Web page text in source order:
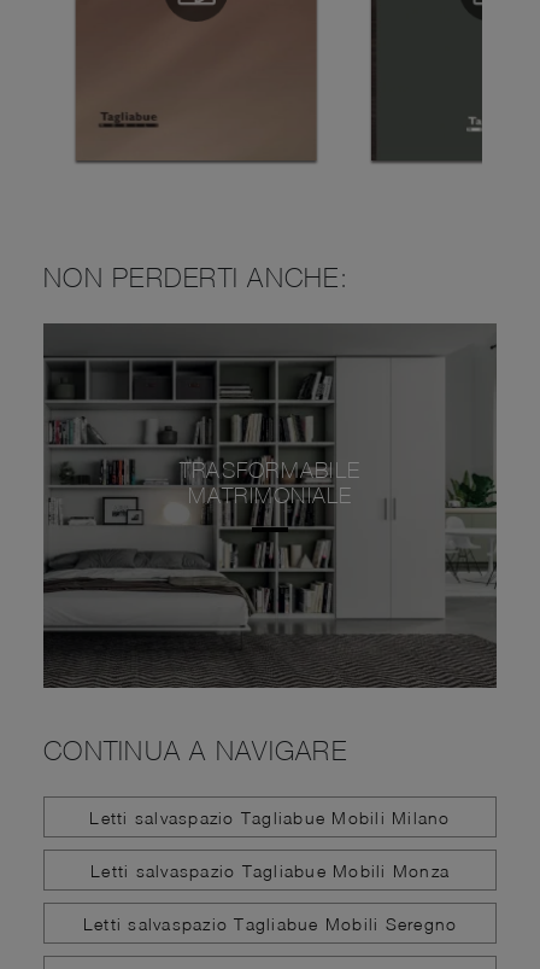
NON PERDERTI ANCHE:
TRASFORMABILE
MATRIMONIALE
CONTINUA A NAVIGARE
Letti salvaspazio Tagliabue Mobili Milano
Letti salvaspazio Tagliabue Mobili Monza
Letti salvaspazio Tagliabue Mobili Seregno